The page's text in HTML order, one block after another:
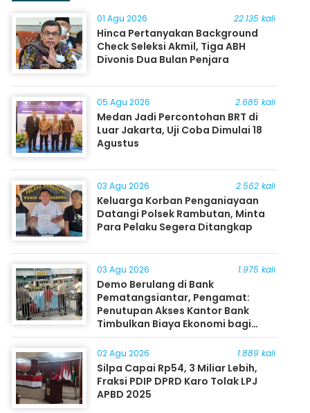
01 Agu 2026 22.135 kali
Hinca Pertanyakan Background
Check Seleksi Akmil, Tiga ABH
Divonis Dua Bulan Penjara
05 Agu 2026 2.685 kali
Medan Jadi Percontohan BRT di
Luar Jakarta, Uji Coba Dimulai 18
Agustus
03 Agu 2026 2.562 kali
Keluarga Korban Penganiayaan
Datangi Polsek Rambutan, Minta
Para Pelaku Segera Ditangkap
03 Agu 2026 1.975 kali
Demo Berulang di Bank
Pematangsiantar, Pengamat:
Penutupan Akses Kantor Bank
Timbulkan Biaya Ekonomi bagi
Masyarakat
02 Agu 2026 1.889 kali
Silpa Capai Rp54, 3 Miliar Lebih,
Fraksi PDIP DPRD Karo Tolak LPJ
APBD 2025